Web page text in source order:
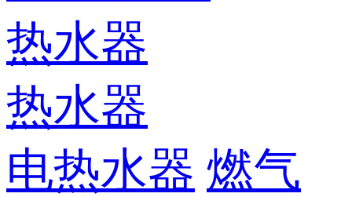
热水器
热水器
电热水器 燃气